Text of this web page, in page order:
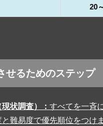
20
せるためのステップ
状調査）： すべてを一斉
難易度で優先順位をつけ